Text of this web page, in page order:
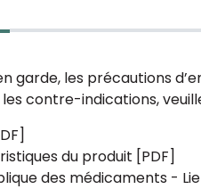
garde, les précautions
contre-indications,
du produit [PDF]
des médicaments -